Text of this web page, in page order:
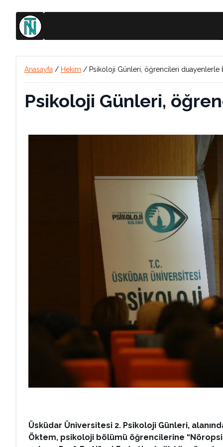
Anasayfa / Hekim / Psikoloji Günleri, öğrencileri duayenlerle
Psikoloji Günleri,
Üsküdar Üniversitesi 2. Psikoloji Günleri,
Öktem, psikoloji bölümü öğrencilerine